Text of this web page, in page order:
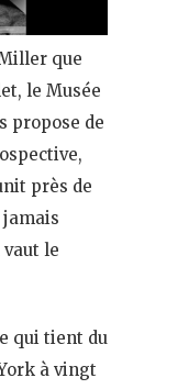
que
le Musée
propose de
près de
le
qui tient du
à vingt